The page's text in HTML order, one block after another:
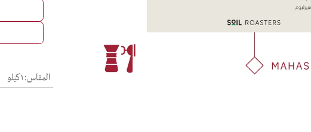
المقاس: ١ كيلو